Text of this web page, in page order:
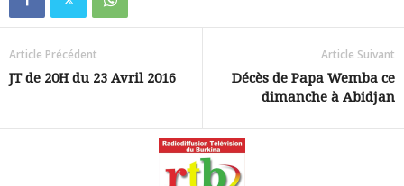
Article Précédent
JT de 20H du 23 Avril 2016
Article Suivant
Décès de Papa Wemba ce
dimanche à Abidjan